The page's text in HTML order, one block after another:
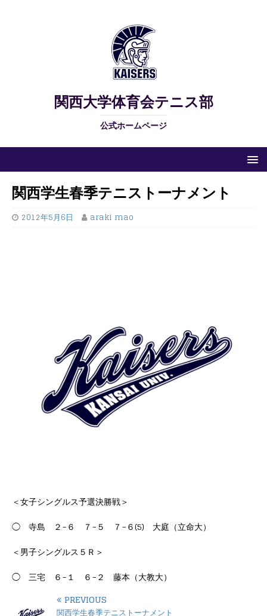
関西大学体育会テニス部
公式ホームページ
関西学生春季テニストーナメント
2012年5月6日 araki mao
＜女子シングルス予選決勝戦＞
◯ 寺島 ２−６ ７−５ ７−６(5) 大庭（立命大）
＜男子シングルス５Ｒ＞
◯ 三宅 ６−１ ６−２ 藤本（大教大）
PREVIOUS
関西学生春季テニストーナメント